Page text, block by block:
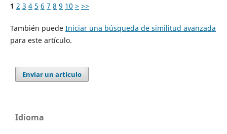
1 2 3 4 5 6 7 8 9 10 > >>
También puede Iniciar una búsqueda de similitud avanzada
para este artículo.
Enviar un artículo
Idioma